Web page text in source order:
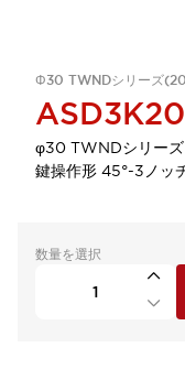
Φ30 TWNDシリーズ
φ30 TWNDシリーズ
鍵操作形 45°-3ノ
数量を選択